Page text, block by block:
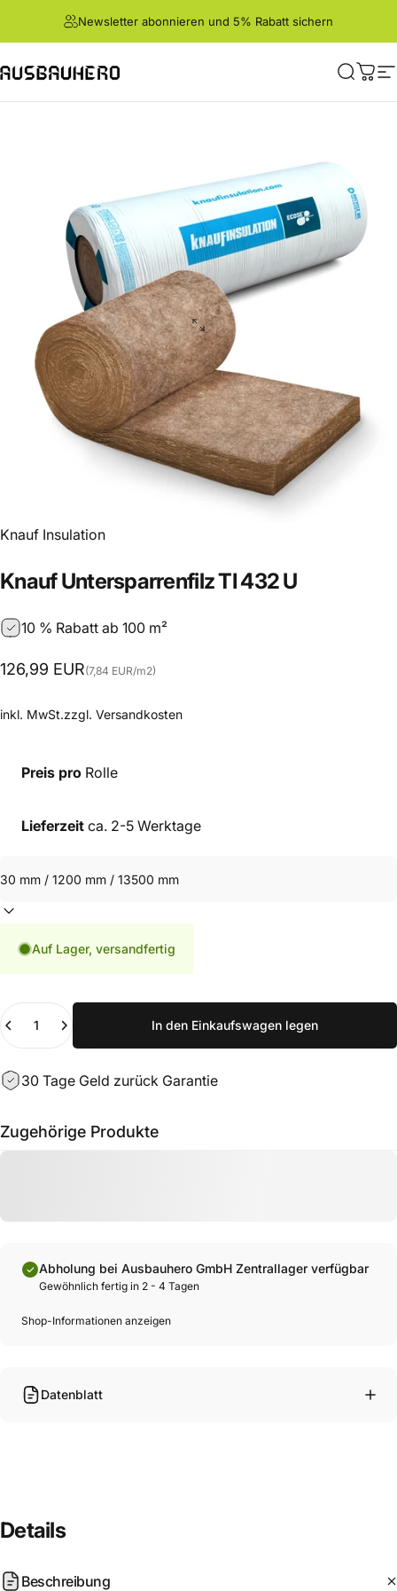
Newsletter abonnieren und 5% Rabatt sichern
Ausbauhero Suche
Anbieter:
Knauf Insulation
KnaufUntersparrenfilzTI432U
10 % Rabatt ab 100 m²
126,99 EUR
Grundpreis (7,84 EUR/
pro m2)
inkl. MwSt.zzgl. Versandkosten
Preis pro Rolle
Lieferzeit ca. 2-5 Werktage
Auf Lager, versandfertig
In den Einkaufswagen legen
30 Tage Geld zurück Garantie
Zugehörige Produkte
Abholung bei Ausbauhero GmbH Zentrallager verfügbar
Gewöhnlich fertig in 2 - 4 Tagen
Shop-Informationen anzeigen
Datenblatt
Details
Beschreibung